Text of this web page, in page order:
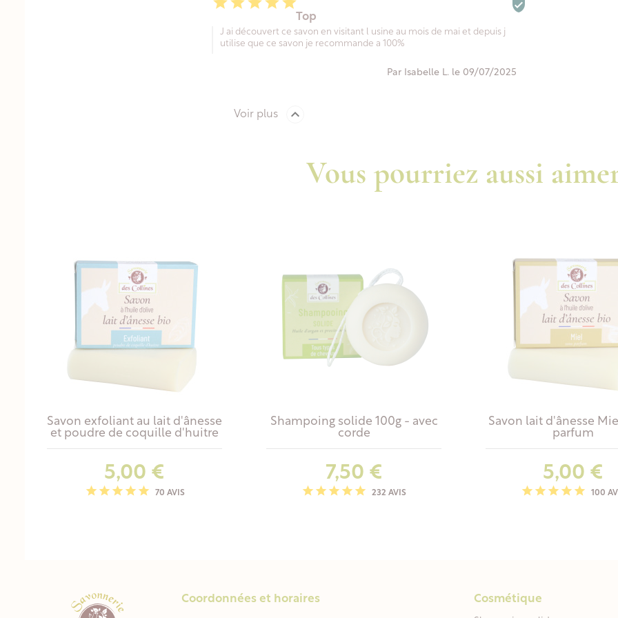
Top
J ai découvert ce savon en visitant l usine au mois de mai et depuis j
utilise que ce savon je recommande a 100%

Par Isabelle L. le 09/07/2025
Voir plus 
Vous pourriez aussi
Savon exfoliant au lait d'ânesse
et poudre de coquille d'huitre
Prix
5,00 €
70 AVIS
Shampoing solide 100g - avec
corde
Prix
7,50 €
232 AVIS
Savon lait d'ânesse
parfum
Prix
5,00 €
100
Coordonnées et horaires Cosmétique